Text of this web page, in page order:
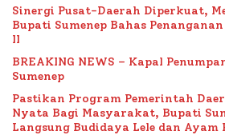
Sinergi Pusat-Daerah Diperkuat,
Bupati Sumenep Bahas
II
BREAKING NEWS – Kapal
Sumenep
Pastikan Program Pemerintah
Nyata Bagi Masyarakat, Bupati
Langsung Budidaya Lele dan Ayam